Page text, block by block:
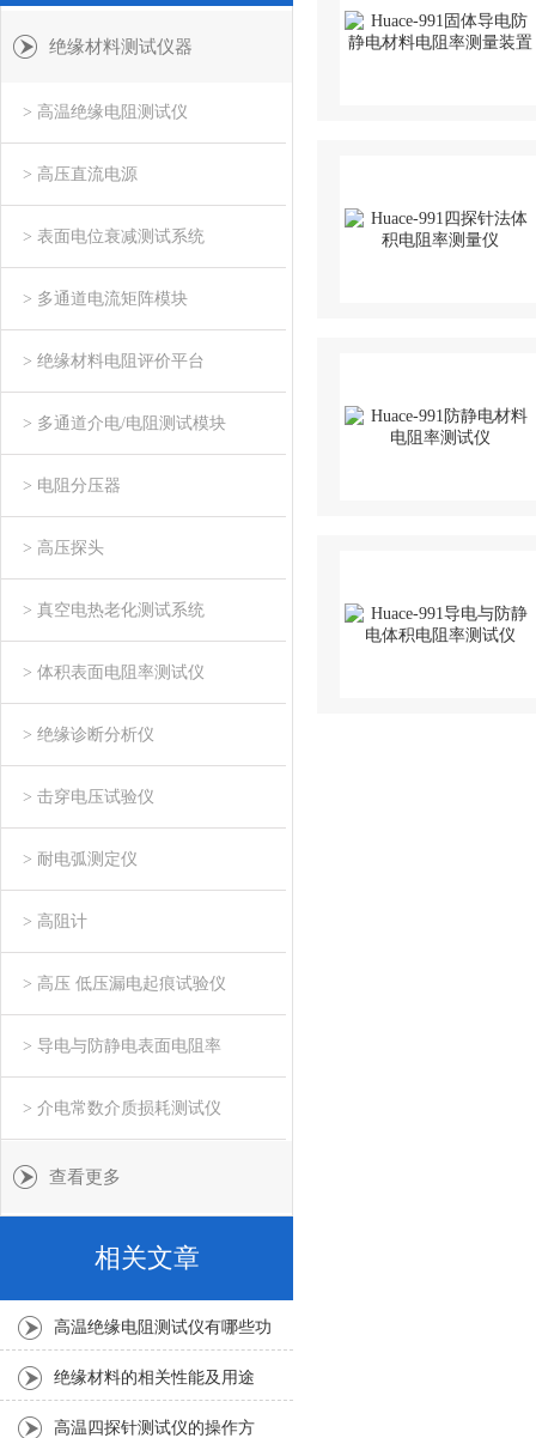
绝缘材料测试仪器
> 高温绝缘电阻测试仪
> 高压直流电源
> 表面电位衰减测试系统
> 多通道电流矩阵模块
> 绝缘材料电阻评价平台
> 多通道介电/电阻测试模块
> 电阻分压器
> 高压探头
> 真空电热老化测试系统
> 体积表面电阻率测试仪
> 绝缘诊断分析仪
> 击穿电压试验仪
> 耐电弧测定仪
> 高阻计
> 高压 低压漏电起痕试验仪
> 导电与防静电表面电阻率
> 介电常数介质损耗测试仪
查看更多
相关文章
高温绝缘电阻测试仪有哪些功
能特点？
绝缘材料的相关性能及用途
高温四探针测试仪的操作方